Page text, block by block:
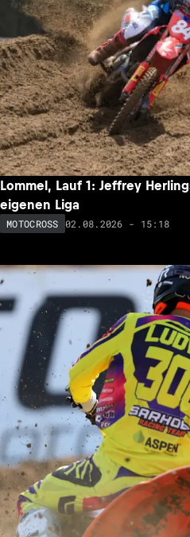
Lommel, Lauf 1: Jeffrey
eigenen Liga
MOTOCROSS 02.08.2026 - 15:18